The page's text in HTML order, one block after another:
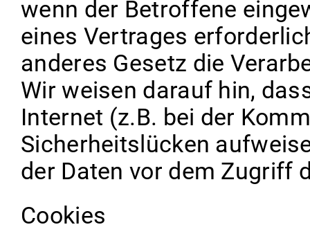
wenn der Betroffene
eines Vertrages
anderes Gesetz die
Wir weisen darauf hin,
Internet (z.B. bei der
Sicherheitslücken
der Daten vor dem Zugriff
Cookies